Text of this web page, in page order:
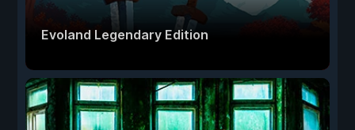
Evoland Legendary Edition